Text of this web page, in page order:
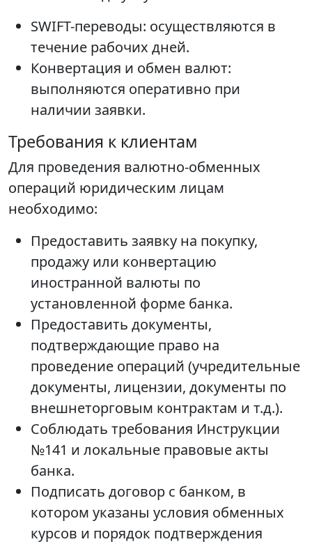
SWIFT-переводы: осуществляются в
течение рабочих дней.
Конвертация и обмен валют:
выполняются оперативно при
наличии заявки.
Требования к клиентам
Для проведения валютно-обменных
операций юридическим лицам
необходимо:
Предоставить заявку на покупку,
продажу или конвертацию
иностранной валюты по
установленной форме банка.
Предоставить документы,
подтверждающие право на
проведение операций (учредительные
документы, лицензии, документы по
внешнеторговым контрактам и т.д.).
Соблюдать требования Инструкции
№141 и локальные правовые акты
банка.
Подписать договор с банком, в
котором указаны условия обменных
курсов и порядок подтверждения